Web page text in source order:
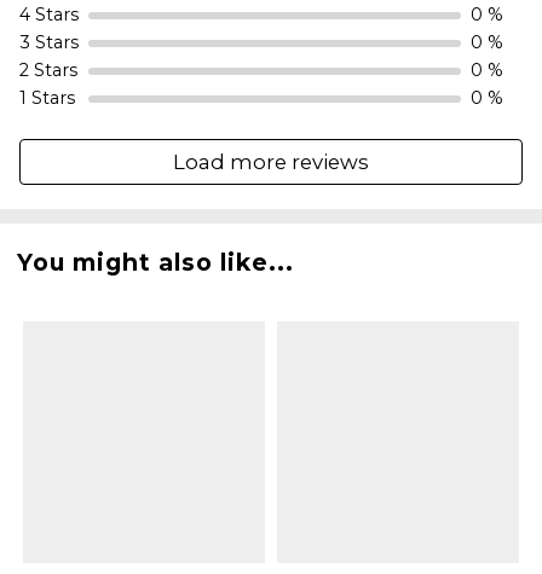
4 Stars
0 %
3 Stars
0 %
2 Stars
0 %
1 Stars
0 %
Load more reviews
You might also like...